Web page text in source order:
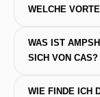
WELCHE
WAS IST
SICH VON CAS?
WIE FINDE ICH